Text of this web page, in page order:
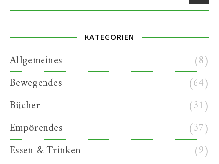
KATEGORIEN
Allgemeines
(8)
Bewegendes
(64)
Bücher
(31)
Empörendes
(37)
Essen & Trinken
(9)